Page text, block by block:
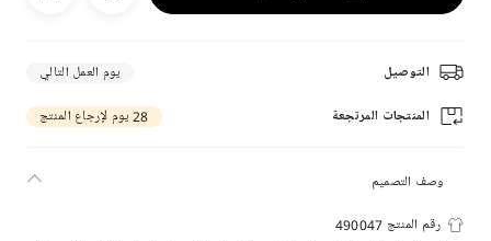
التوصيل يوم العمل التالي
المنتجات المرتجعة 28 يوم لإرجاع المنتج
وصف التصميم
رقم المنتج 490047